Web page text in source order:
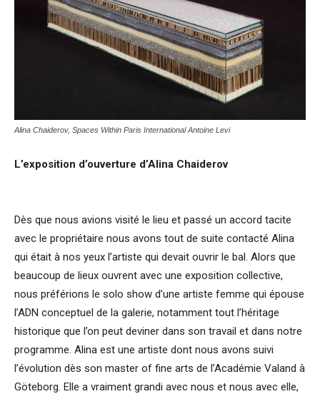
Alina Chaiderov, Spaces Within Paris International Antoine Levi
L’exposition d’ouverture d’Alina Chaiderov
Dès que nous avions visité le lieu et passé un accord tacite
avec le propriétaire nous avons tout de suite contacté Alina
qui était à nos yeux l’artiste qui devait ouvrir le bal. Alors que
beaucoup de lieux ouvrent avec une exposition collective,
nous préférions le solo show d’une artiste femme qui épouse
l’ADN conceptuel de la galerie, notamment tout l’héritage
historique que l’on peut deviner dans son travail et dans notre
programme. Alina est une artiste dont nous avons suivi
l’évolution dès son master of fine arts de l’Académie Valand à
Göteborg. Elle a vraiment grandi avec nous et nous avec elle,